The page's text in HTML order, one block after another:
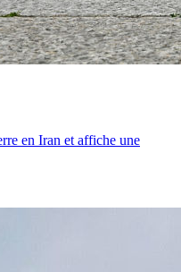
en Iran et affiche une